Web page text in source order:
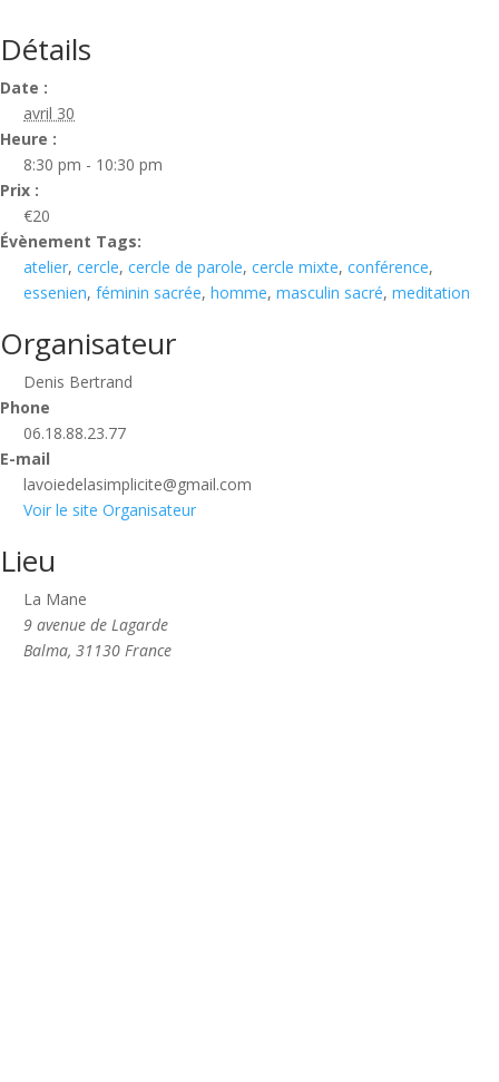
Détails
Date :
avril 30
Heure :
8:30 pm - 10:30 pm
Prix :
€20
Évènement Tags:
atelier, cercle, cercle de parole, cercle mixte, conférence,
essenien, féminin sacrée, homme, masculin sacré, meditation
Organisateur
Denis Bertrand
Phone
06.18.88.23.77
E-mail
lavoiedelasimplicite@gmail.com
Voir le site Organisateur
Lieu
La Mane
9 avenue de Lagarde
Balma, 31130 France